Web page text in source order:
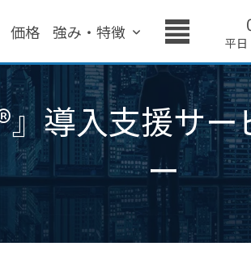
価格 強み・特徴
平日
』導入支援サ
ー